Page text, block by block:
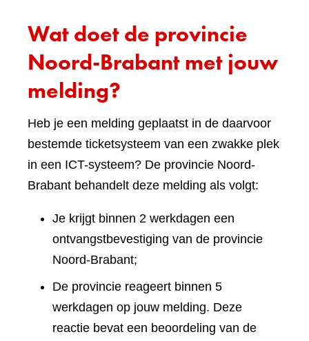
Wat doet de provincie
Noord-Brabant met jouw
melding?
Heb je een melding geplaatst in de daarvoor
bestemde ticketsysteem van een zwakke plek
in een ICT-systeem? De provincie Noord-
Brabant behandelt deze melding als volgt:
Je krijgt binnen 2 werkdagen een
ontvangstbevestiging van de provincie
Noord-Brabant;
De provincie reageert binnen 5
werkdagen op jouw melding. Deze
reactie bevat een beoordeling van de